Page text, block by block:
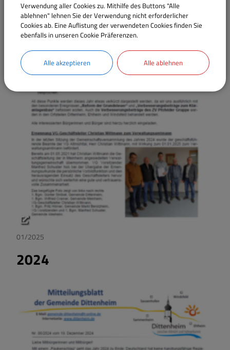
01/2025
2024
Verwendung aller Cookies zu. Mithilfe des Buttons "Alle
ablehnen" lehnen Sie der Verwendung nicht erforderlicher
Cookies ab. Eine Auflistung der verwendeten Cookies finden Sie
ebenfalls in unseren Cookie Präferenzen.
Alle akzeptieren Alle ablehnen